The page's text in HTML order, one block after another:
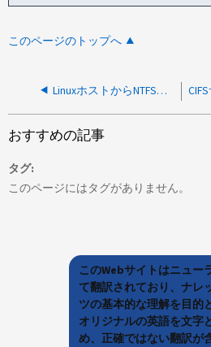
このページのトップへ
LinuxホストからNTFSセキュリティボリュームのUNIXモードビットを変更します。
おすすめの記事
タグ
このページにはタグがありません。
このWebサイトはニュー
て翻訳されており、ナレ
ツの基本的な理解を目的
オリジナルの英語を文字
め、正確ではない翻訳が